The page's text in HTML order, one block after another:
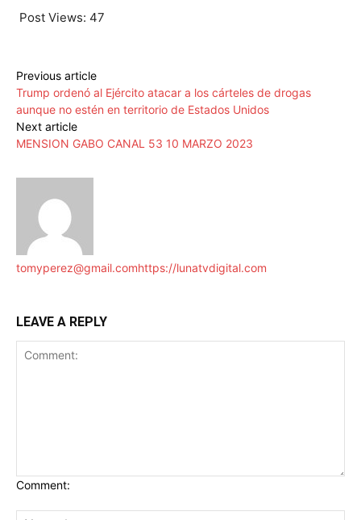
Post Views: 47
Previous article
Trump ordenó al Ejército atacar a los cárteles de drogas
aunque no estén en territorio de Estados Unidos
Next article
MENSION GABO CANAL 53 10 MARZO 2023
tomyperez@gmail.comhttps://lunatvdigital.com
LEAVE A REPLY
Comment: